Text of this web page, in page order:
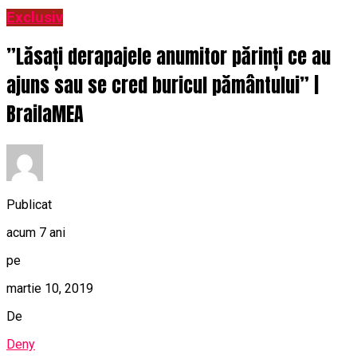
Exclusiv
”Lăsați derapajele anumitor părinți ce au
ajuns sau se cred buricul pământului” |
BrailaMEA
Publicat
acum 7 ani
pe
martie 10, 2019
De
Deny